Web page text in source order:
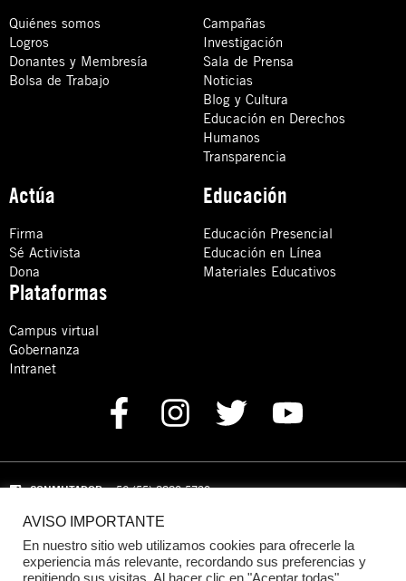
Quiénes somos
Logros
Donantes y Membresía
Bolsa de Trabajo
Campañas
Investigación
Sala de Prensa
Noticias
Blog y Cultura
Educación en Derechos
Humanos
Transparencia
Actúa
Firma
Sé Activista
Dona
Educación
Educación Presencial
Educación en Línea
Materiales Educativos
Plataformas
Campus virtual
Gobernanza
Intranet
CONMUTADOR: +52 (55) 8880 5730
Domicilio: Calle Hércules 13,
Benito Juárez, C.P. 03940 Ciudad de México, CDMX
AVISO IMPORTANTE
En nuestro sitio web utilizamos cookies para ofrecerle la
experiencia más relevante, recordando sus preferencias y